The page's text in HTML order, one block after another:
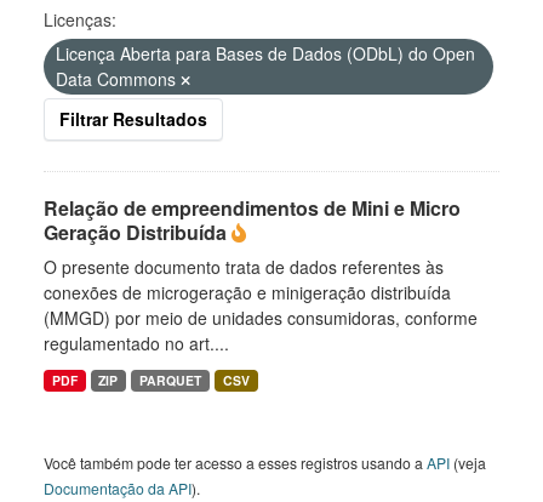
Licenças:
Licença Aberta para Bases de Dados (ODbL) do Open
Data Commons
Filtrar Resultados
Relação de empreendimentos de Mini e Micro
Geração Distribuída
O presente documento trata de dados referentes às
conexões de microgeração e minigeração distribuída
(MMGD) por meio de unidades consumidoras, conforme
regulamentado no art....
PDF ZIP PARQUET CSV
Você também pode ter acesso a esses registros usando a API (veja
Documentação da API).